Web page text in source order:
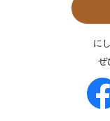
に
ぜ